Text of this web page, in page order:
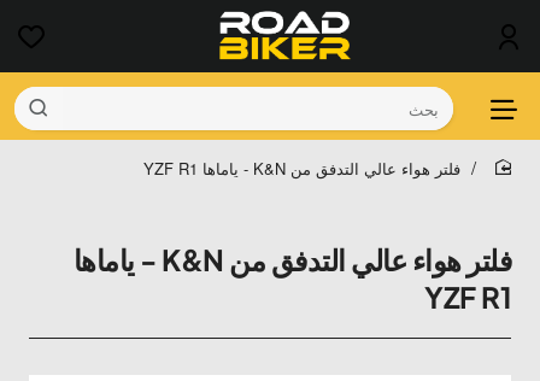
بحث
فلتر هواء عالي التدفق من K&N - ياماها YZF R1
فلتر هواء عالي التدفق من K&N - ياماها
YZF R1